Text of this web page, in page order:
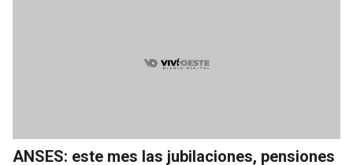
ANSES: este mes las jubilaciones, pensiones